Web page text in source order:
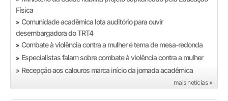
Física
» Comunidade acadêmica lota auditório para ouvir
desembargadora do TRT4
» Combate à violência contra a mulher é tema de mesa-redonda
» Especialistas falam sobre combate à violência contra a mulher
» Recepção aos calouros marca início da jornada acadêmica
mais notícias »